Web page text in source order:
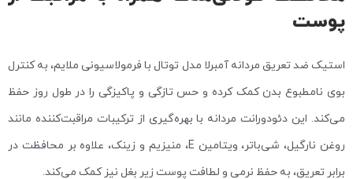
پوست
استیک ضد تعریق مردانه آمبرلا مدل توتال با فرمولاسیونی ملایم، به کنترل
بوی نامطبوع بدن کمک کرده و حس تازگی و پاکیزگی را در طول روز حفظ
می‌کند. این دئودورانت مردانه با بهره‌گیری از ترکیبات مراقبت‌کننده مانند
روغن نارگیل، شی‌باتر، ویتامین E، منیزیم و زینک، علاوه بر محافظت در
برابر تعریق، به حفظ نرمی و لطافت پوست زیر بغل نیز کمک می‌کند.